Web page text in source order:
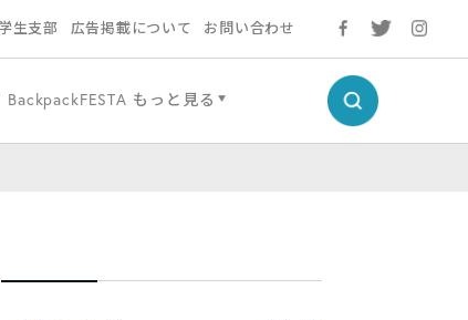
生支部 広告掲載について お問い合わせ
BackpackFESTA もっと見る